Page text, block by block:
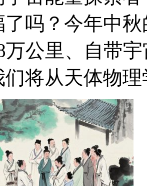
了吗？今年中
万公里、自带
将从天体物